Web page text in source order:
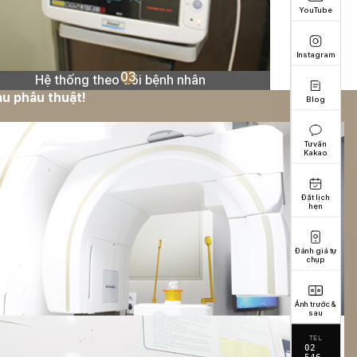
03
Hệ thống theo dõi bệnh nhân
phẫu thuật!
YouTube
Instagram
Blog
Tư vấn
Kakao
Đặt lịch
hẹn
Đánh giá tự
chụp
Ảnh trước &
sau
TEL
02